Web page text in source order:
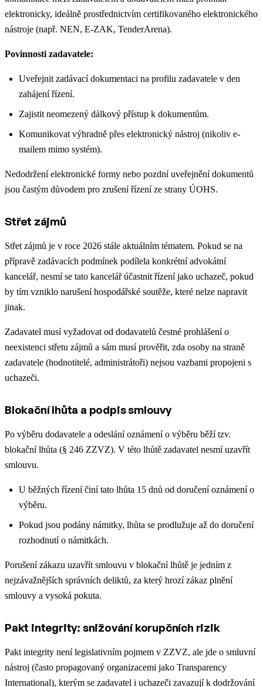
elektronicky, ideálně prostřednictvím certifikovaného elektronického
nástroje (např. NEN, E-ZAK, TenderArena).
Povinnosti zadavatele:
Uveřejnit zadávací dokumentaci na profilu zadavatele v den
zahájení řízení.
Zajistit neomezený dálkový přístup k dokumentům.
Komunikovat výhradně přes elektronický nástroj (nikoliv e-
mailem mimo systém).
Nedodržení elektronické formy nebo pozdní uveřejnění dokumentů
jsou častým důvodem pro zrušení řízení ze strany ÚOHS.
Střet zájmů
Střet zájmů je v roce 2026 stále aktuálním tématem. Pokud se na
přípravě zadávacích podmínek podílela konkrétní advokátní
kancelář, nesmí se tato kancelář účastnit řízení jako uchazeč, pokud
by tím vzniklo narušení hospodářské soutěže, které nelze napravit
jinak.
Zadavatel musí vyžadovat od dodavatelů čestné prohlášení o
neexistenci střetu zájmů a sám musí prověřit, zda osoby na straně
zadavatele (hodnotitelé, administrátoři) nejsou vazbami propojeni s
uchazeči.
Blokační lhůta a podpis smlouvy
Po výběru dodavatele a odeslání oznámení o výběru běží tzv.
blokační lhůta (§ 246 ZZVZ). V této lhůtě zadavatel nesmí uzavřít
smlouvu.
U běžných řízení činí tato lhůta 15 dnů od doručení oznámení o
výběru.
Pokud jsou podány námitky, lhůta se prodlužuje až do doručení
rozhodnutí o námitkách.
Porušení zákazu uzavřít smlouvu v blokační lhůtě je jedním z
nejzávažnějších správních deliktů, za který hrozí zákaz plnění
smlouvy a vysoká pokuta.
Pakt integrity: snižování korupčních rizik
Pakt integrity není legislativním pojmem v ZZVZ, ale jde o smluvní
nástroj (často propagovaný organizacemi jako Transparency
International), kterým se zadavatel i uchazeči zavazují k dodržování